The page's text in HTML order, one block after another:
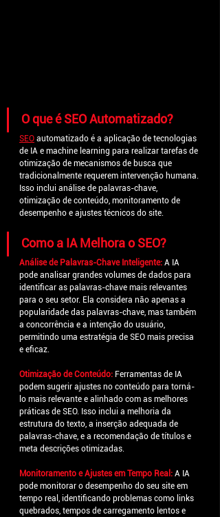
O que é SEO Automatizado?
SEO automatizado é a aplicação de tecnologias
de IA e machine learning para realizar tarefas de
otimização de mecanismos de busca que
tradicionalmente requerem intervenção humana.
Isso inclui análise de palavras-chave,
otimização de conteúdo, monitoramento de
desempenho e ajustes técnicos do site.
Como a IA Melhora o SEO?
Análise de Palavras-Chave Inteligente: A IA
pode analisar grandes volumes de dados para
identificar as palavras-chave mais relevantes
para o seu setor. Ela considera não apenas a
popularidade das palavras-chave, mas também
a concorrência e a intenção do usuário,
permitindo uma estratégia de SEO mais precisa
e eficaz.
Otimização de Conteúdo: Ferramentas de IA
podem sugerir ajustes no conteúdo para torná-
lo mais relevante e alinhado com as melhores
práticas de SEO. Isso inclui a melhoria da
estrutura do texto, a inserção adequada de
palavras-chave, e a recomendação de títulos e
meta descrições otimizadas.
Monitoramento e Ajustes em Tempo Real: A IA
pode monitorar o desempenho do seu site em
tempo real, identificando problemas como links
quebrados, tempos de carregamento lentos e